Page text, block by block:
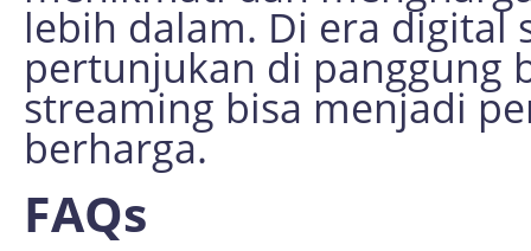
lebih dalam. Di era digital
pertunjukan di panggung
streaming bisa menjadi
berharga.
FAQs